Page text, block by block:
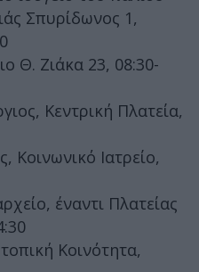
Σπυρίδωνος 1,
Θ. Ζιάκα 23, 08:30-
Κεντρική Πλατεία,
Κοινωνικό Ιατρείο,
έναντι Πλατείας
Κοινότητα,